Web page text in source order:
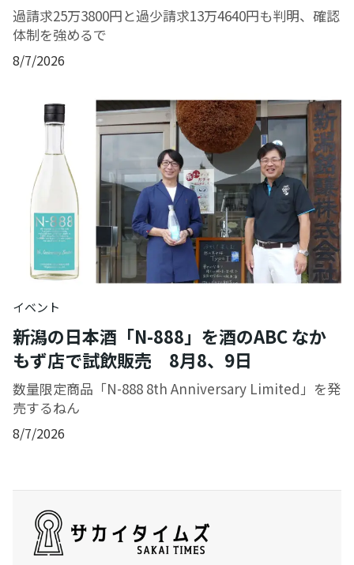
過請求25万3800円と過少請求13万4640円も判明、確認
体制を強めるで
8/7/2026
イベント
新潟の日本酒「N-888」を酒のABC なか
もず店で試飲販売 8月8、9日
数量限定商品「N-888 8th Anniversary Limited」を発
売するねん
8/7/2026